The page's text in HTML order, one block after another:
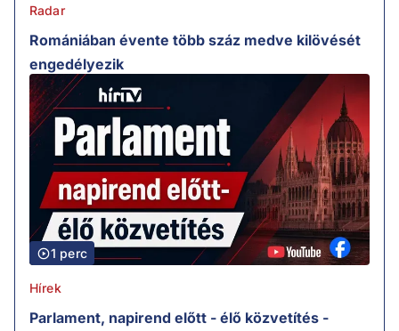
Radar
Romániában évente több száz medve kilövését
engedélyezik
1 perc
Hírek
Parlament, napirend előtt - élő közvetítés -